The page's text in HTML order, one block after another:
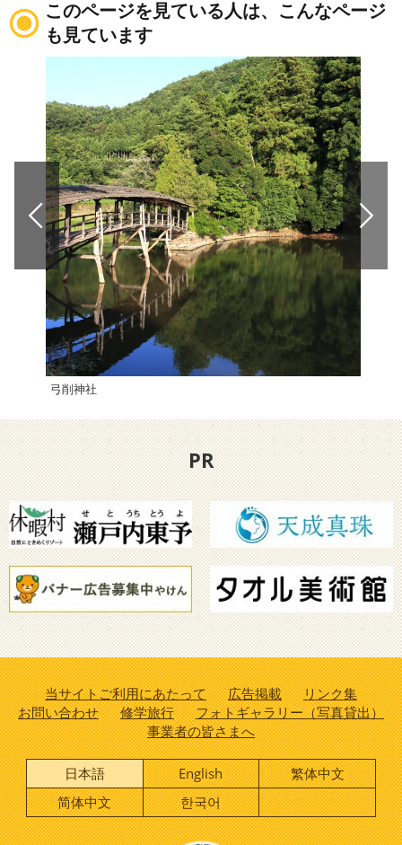
このページを見ている人は、こんなページ
も見ています
弓削神社
PR
当サイトご利用にあたって 広告掲載
リンク集
お問い合わせ
修学旅行
フォトギャラリー（写真貸出）
事業者の皆さまへ
日本語 English
繁体中文
简体中文
한국어